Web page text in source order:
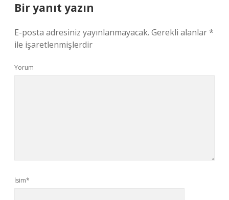
Bir yanıt yazın
E-posta adresiniz yayınlanmayacak. Gerekli alanlar*
ile işaretlenmişlerdir
Yorum
İsim*